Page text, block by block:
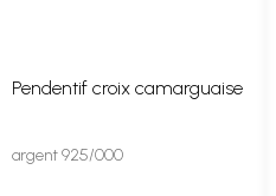
Pendentif croix camarguaise
argent 925/000